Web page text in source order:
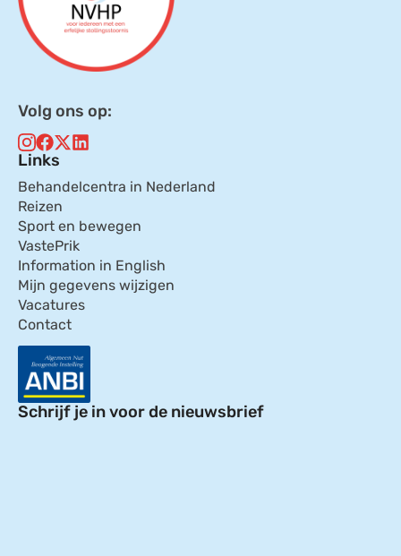
Volg ons op:
Links
Behandelcentra in Nederland
Reizen
Sport en bewegen
VastePrik
Information in English
Mijn gegevens wijzigen
Vacatures
Contact
Schrijf je in voor de nieuwsbrief